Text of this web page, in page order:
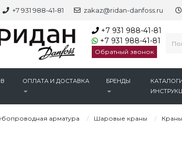
+7 931 988-41-81 zakaz@ridan-danfoss.ru
+7 931 988-41-81
+7 931 988-41-81
Обратный звонок
ОПЛАТА И ДОСТАВКА БРЕНДЫ
арматура Шаровые краны